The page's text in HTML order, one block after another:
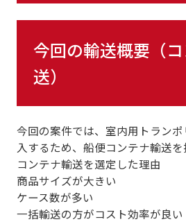
今回の輸送概要（
送）
今回の案件では、室内用トラン
入するため、船便コンテナ輸送を
コンテナ輸送を選定した理由
商品サイズが大きい
ケース数が多い
一括輸送の方がコスト効率が良い